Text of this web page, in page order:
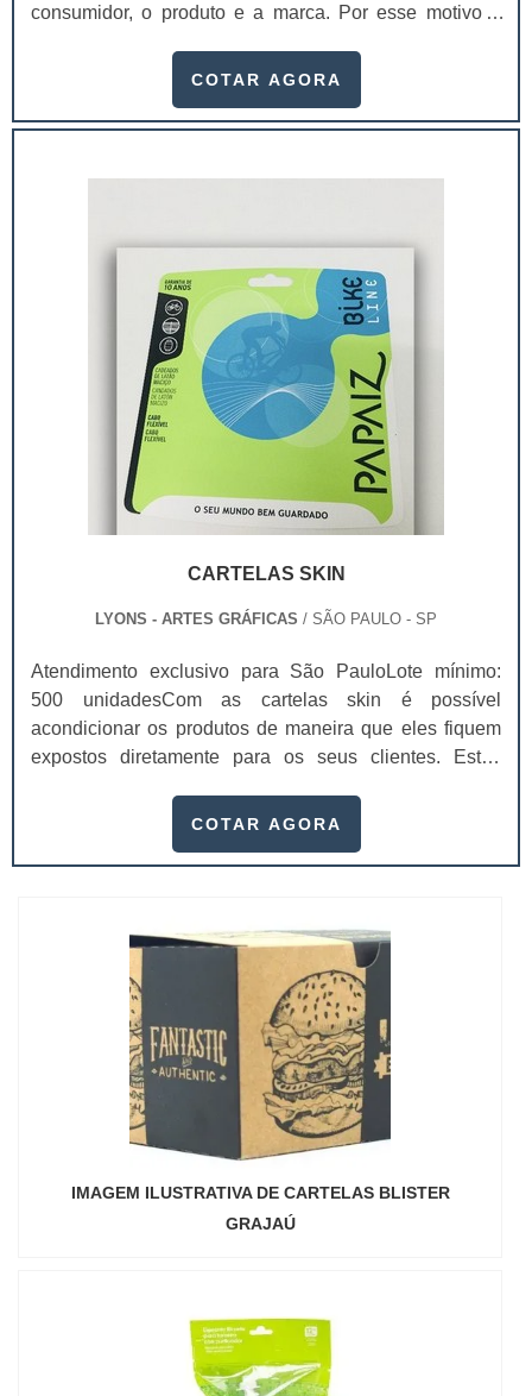
consumidor, o produto e a marca. Por esse motivo é
muito bem o seu produto.Entre os principais atributos
cartelas blister para selagem
COTAR AGORA
CARTELAS SKIN
LYONS - ARTES GRÁFICAS / SÃO PAULO - SP
Atendimento exclusivo para São PauloLote mínimo:
500 unidadesCom as cartelas skin é possível
acondicionar os produtos de maneira que eles fiquem
expostos diretamente para os seus clientes. Estas
ótimos resultados para o ponto de vendas.A proteção
que ocorre com uma reação física por calor, na qual o
COTAR AGORA
IMAGEM ILUSTRATIVA DE CARTELAS BLISTER
GRAJAÚ